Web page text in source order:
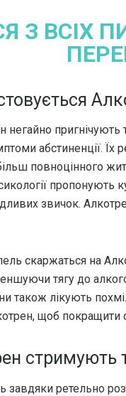
З ВСІХ
негайно
абстиненції. Їх
повноцінного
пропонують
звичок.
скаржаться на
тягу до
також лікують
щоб покращити
стримують
ретельно